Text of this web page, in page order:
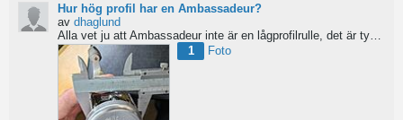
Hur hög profil har en Ambassadeur?
av dhaglund
1
Foto